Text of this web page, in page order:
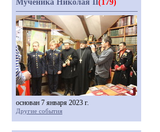
Мученика Николая II(179)
основан 7 января 2023 г.
Другие события